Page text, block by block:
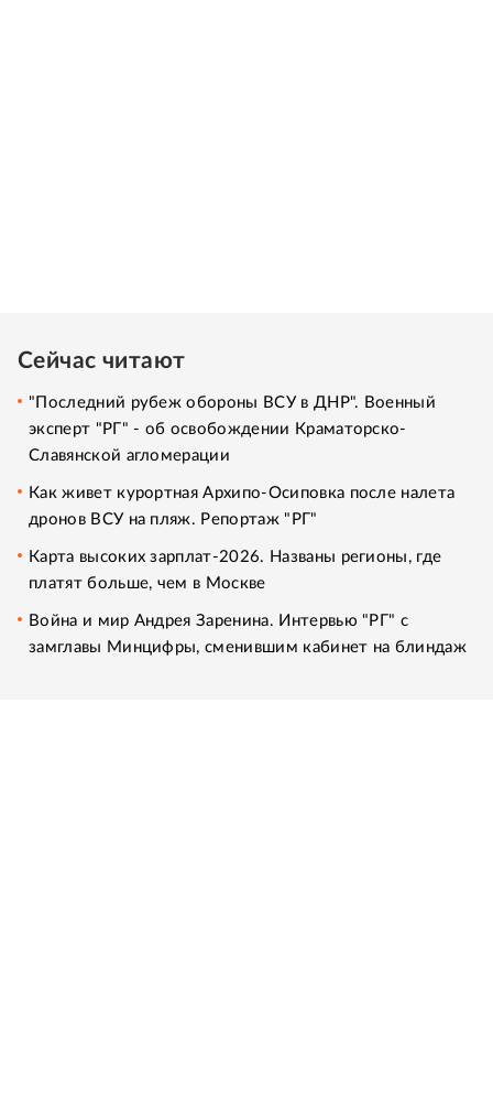
Сейчас читают
"Последний рубеж обороны ВСУ в ДНР". Военный
эксперт "РГ" - об освобождении Краматорско-
Славянской агломерации
Как живет курортная Архипо-Осиповка после налета
дронов ВСУ на пляж. Репортаж "РГ"
Карта высоких зарплат-2026. Названы регионы, где
платят больше, чем в Москве
Война и мир Андрея Заренина. Интервью "РГ" с
замглавы Минцифры, сменившим кабинет на блиндаж